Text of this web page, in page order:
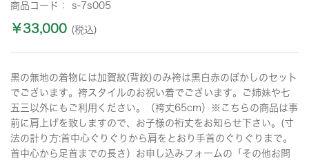
商品コード： s-7s005
￥33,000 (税込)
黒の無地の着物には加賀紋(背紋)のみ袴は黒白赤のぼかしのセット
でございます。袴スタイルのお祝い着でございます。ご姉妹や七
五三以外にもご利用ください。（袴丈65cm）※こちらの商品は事
前に肩上げを致しますので、お子様の裄丈をお知らせ下さい。(寸
法の計り方:首中心ぐりぐりから肩をとおり手首のぐりぐりまで。
首中心から足首までの長さ）お申し込みフォームの「その他お問